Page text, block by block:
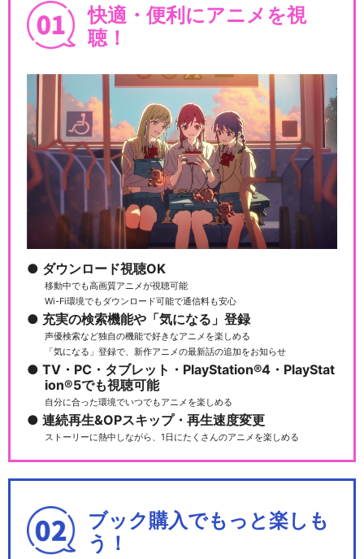
快適・便利にアニメを視
聴！
ダウンロード視聴OK
移動中でも高画質アニメが視聴可能
Wi-Fi環境でもダウンロード可能で通信料も安心
充実の検索機能や「気になる」登録
声優検索など独自の機能で好きなアニメを楽しめる
「気になる」登録で、新作アニメの最新話の追加をお知らせ
TV・PC・タブレット・PlayStation®4・PlayStat
ion®5でも視聴可能
自分に合った環境でいつでもアニメを楽しめる
連続再生&OPスキップ・再生速度変更
ストーリーに熱中しながら、1日にたくさんのアニメを楽しめる
ブック購入でもっと楽しも
う！